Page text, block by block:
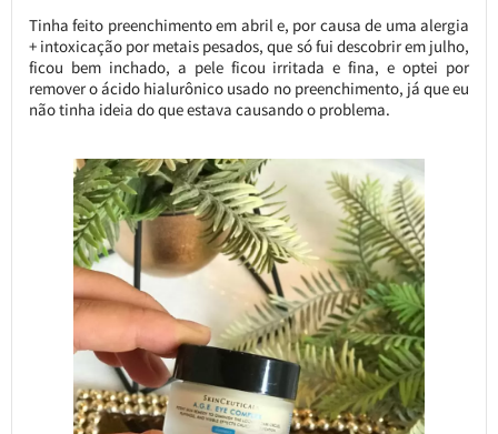
Tinha feito preenchimento em abril e, por causa de uma alergia
+ intoxicação por metais pesados, que só fui descobrir em julho,
ficou bem inchado, a pele ficou irritada e fina, e optei por
remover o ácido hialurônico usado no preenchimento, já que eu
não tinha ideia do que estava causando o problema.